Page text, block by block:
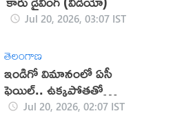
Jul 20, 2026, 03:07 IST
తెలంగాణ
ఇండిగో విమానంలో ఏసీ
ఫెయిల్.. ఉక్కపోతతో
ప్రయాణికుల అవస్థలు (వీడియో)
Jul 20, 2026, 02:07 IST